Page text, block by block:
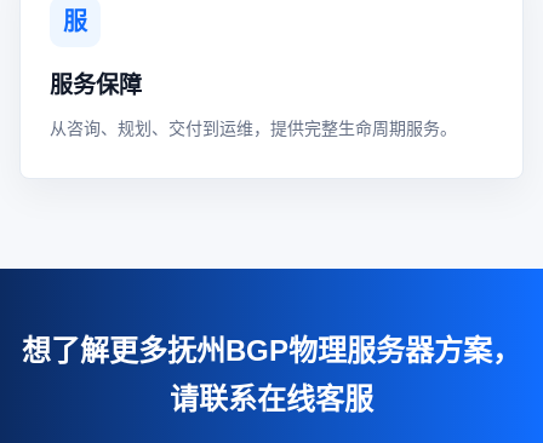
服
服务保障
从咨询、规划、交付到运维，提供完整生命周期服务。
想了解更多抚州BGP物理服务器方案，
请联系在线客服